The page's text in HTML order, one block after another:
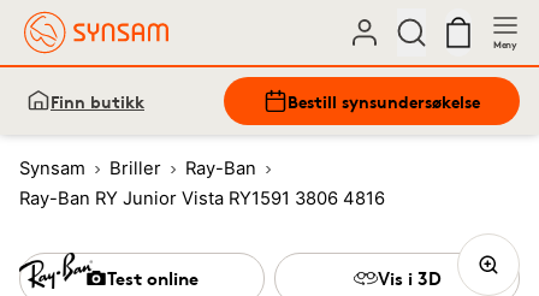
Meny
Finn butikk Bestill synsundersøkelse
Synsam Briller
Ray-Ban
Ray-Ban RY Junior Vista RY1591 3806 4816
Test online Vis i 3D